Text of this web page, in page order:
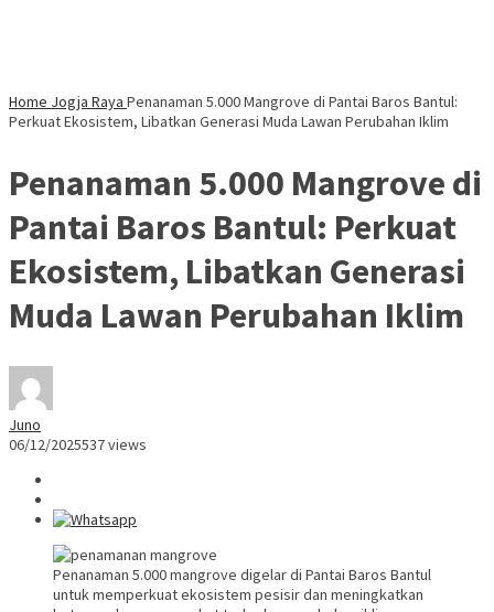
Home Jogja Raya Penanaman 5.000 Mangrove di Pantai Baros Bantul:
Perkuat Ekosistem, Libatkan Generasi Muda Lawan Perubahan Iklim
Penanaman 5.000 Mangrove di
Pantai Baros Bantul: Perkuat
Ekosistem, Libatkan Generasi
Muda Lawan Perubahan Iklim
Juno
06/12/2025537 views
Penanaman 5.000 mangrove digelar di Pantai Baros Bantul
untuk memperkuat ekosistem pesisir dan meningkatkan